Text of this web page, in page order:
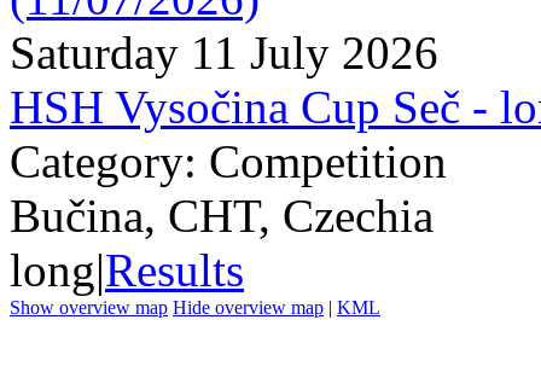
Saturday 11 July 2026
HSH Vysočina Cup Seč -
Category: Competition
Bučina, CHT, Czechia
long|Results
Show overview map Hide overview map | KML